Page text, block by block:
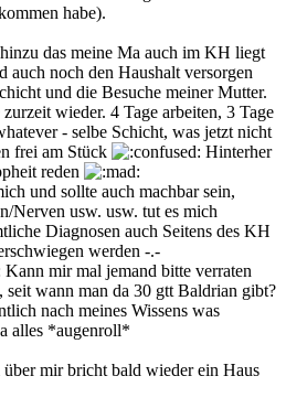
habe).
das meine Ma auch im KH liegt
auch noch den Haushalt versorgen
und die Besuche meiner Mutter.
wieder. 4 Tage arbeiten, 3 Tage
- selbe Schicht, was jetzt nicht
frei am Stück
Hinterher
reden
und sollte auch machbar sein,
Nerven usw. usw. tut es mich
Diagnosen auch Seitens des KH
werden -.-
mir mal jemand bitte verraten
seit wann man da 30 gtt Baldrian gibt?
nach meines Wissens was
alles *augenroll*
mir bricht bald wieder ein Haus